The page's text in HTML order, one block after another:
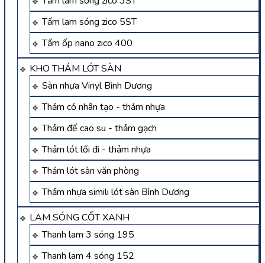
Tấm lam sóng zico 5ST
Tấm ốp nano zico 400
KHO THẢM LÓT SÀN
Sàn nhựa Vinyl Bình Dương
Thảm cỏ nhân tạo - thảm nhựa
Thảm đế cao su - thảm gạch
Thảm lót lối đi - thảm nhựa
Thảm lót sàn văn phòng
Thảm nhựa simili lót sàn Bình Dương
LAM SÓNG CỐT XANH
Thanh lam 3 sóng 195
Thanh lam 4 sóng 152